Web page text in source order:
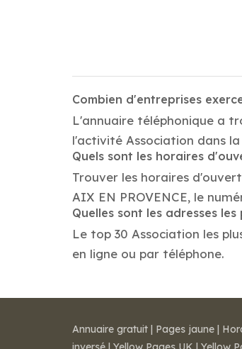
Combien d'entreprises
L'annuaire téléphonique a
l'activité Association dans la
Quels sont les horaires
Trouver les horaires
AIX EN PROVENCE, le
Quelles sont les adresses
Le top 30 Association les
en ligne ou par téléphone.
Annuaire gratuit | Pages jaune |